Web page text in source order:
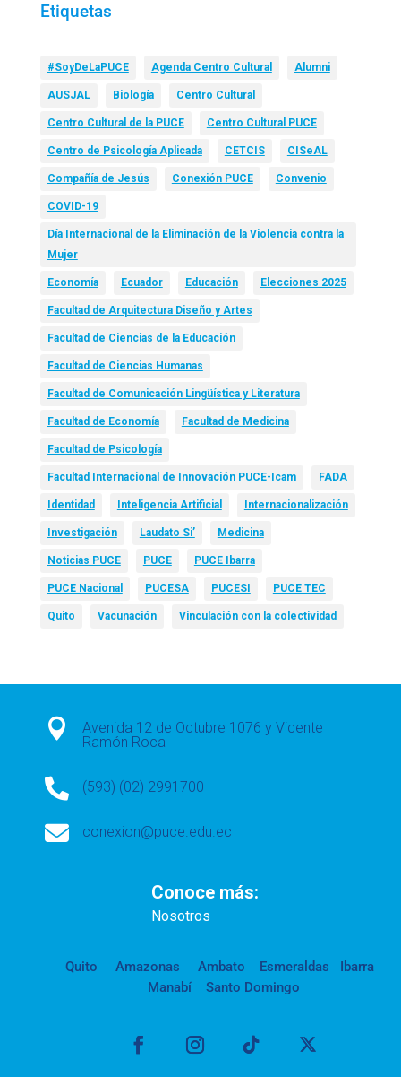
Etiquetas
#SoyDeLaPUCE Agenda Centro Cultural Alumni
AUSJAL Biología Centro Cultural
Centro Cultural de la PUCE Centro Cultural PUCE
Centro de Psicología Aplicada CETCIS CISeAL
Compañía de Jesús Conexión PUCE Convenio
COVID-19
Día Internacional de la Eliminación de la Violencia contra la
Mujer
Economía Ecuador Educación Elecciones 2025
Facultad de Arquitectura Diseño y Artes
Facultad de Ciencias de la Educación
Facultad de Ciencias Humanas
Facultad de Comunicación Lingüística y Literatura
Facultad de Economía Facultad de Medicina
Facultad de Psicología
Facultad Internacional de Innovación PUCE-Icam FADA
Identidad Inteligencia Artificial Internacionalización
Investigación Laudato Si’ Medicina
Noticias PUCE PUCE PUCE Ibarra
PUCE Nacional PUCESA PUCESI PUCE TEC
Quito Vacunación Vinculación con la colectividad

Avenida 12 de Octubre 1076 y Vicente
Ramón Roca
 (593) (02) 2991700
 conexion@puce.edu.ec
Conoce más:
Nosotros
Quito Amazonas Ambato Esmeraldas
Ibarra
Manabí
Santo Domingo